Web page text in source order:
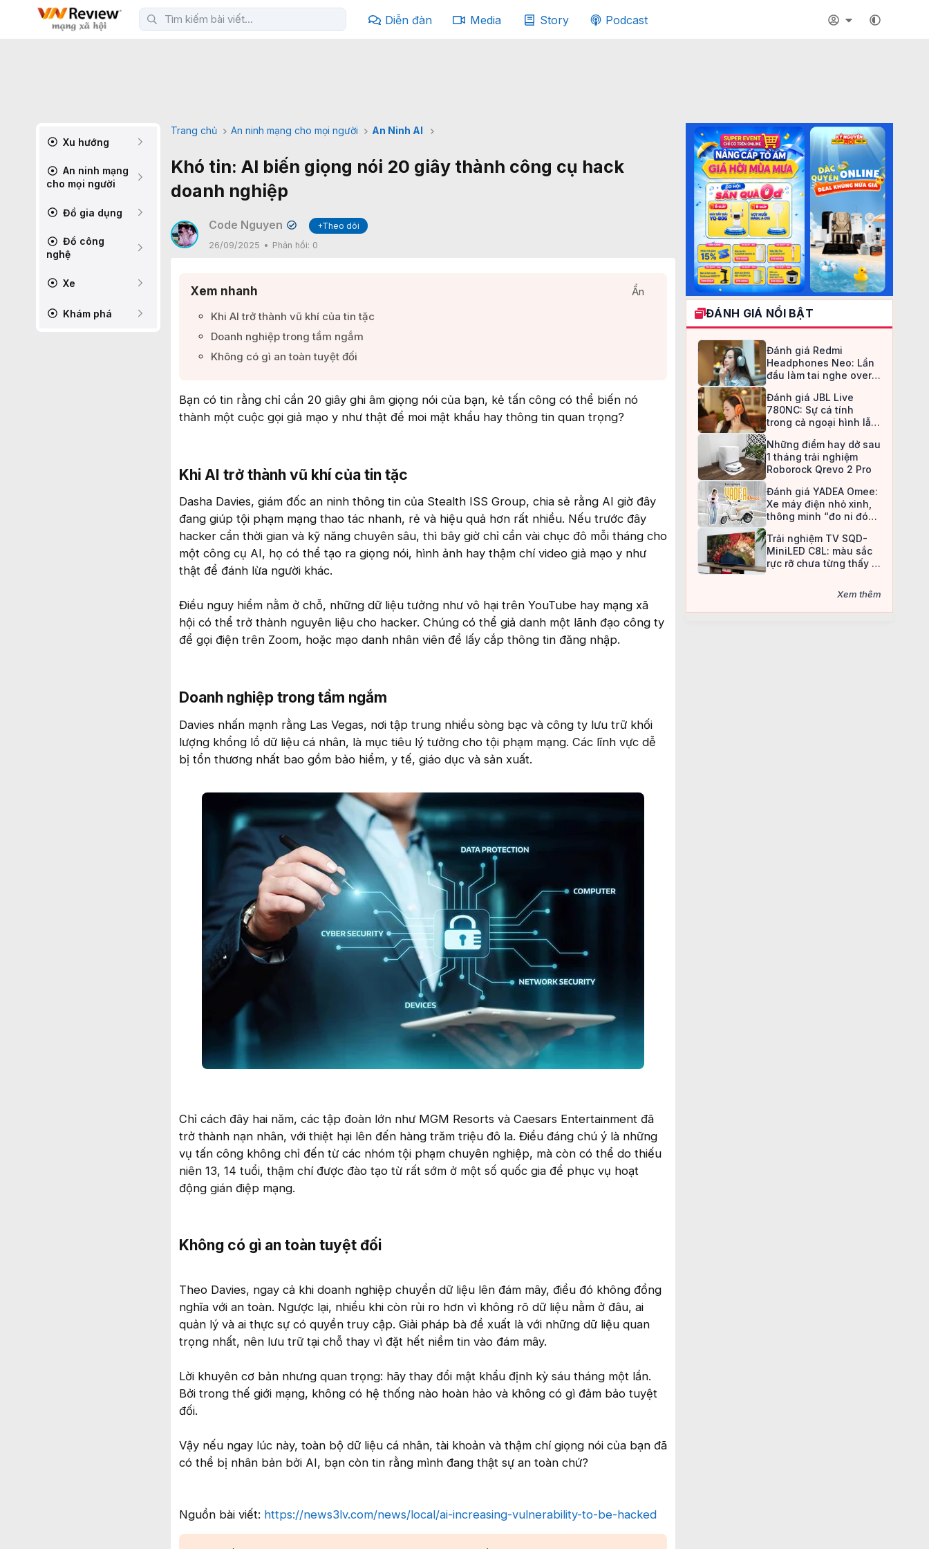
Diễn đàn Media Story Podcast
Xu hướng
An ninh mạng
cho mọi người
Đồ gia dụng
Đồ công
nghệ
Xe
Khám phá
Trang chủ An ninh mạng cho mọi người An Ninh AI
Khó tin: AI biến giọng nói 20 giây thành công cụ hack
doanh nghiệp
Code Nguyen ✔
+Theo dõi
26/09/2025
Phản hồi: 0
Xem nhanh
Ẩn
Khi AI trở thành vũ khí của tin tặc​
Doanh nghiệp trong tầm ngắm​
Không có gì an toàn tuyệt đối​
Bạn có tin rằng chỉ cần 20 giây ghi âm giọng nói của bạn, kẻ tấn công có thể biến nó
thành một cuộc gọi giả mạo y như thật để moi mật khẩu hay thông tin quan trọng?
Khi AI trở thành vũ khí của tin tặc​
Dasha Davies, giám đốc an ninh thông tin của Stealth ISS Group, chia sẻ rằng AI giờ đây
đang giúp tội phạm mạng thao tác nhanh, rẻ và hiệu quả hơn rất nhiều. Nếu trước đây
hacker cần thời gian và kỹ năng chuyên sâu, thì bây giờ chỉ cần vài chục đô mỗi tháng cho
một công cụ AI, họ có thể tạo ra giọng nói, hình ảnh hay thậm chí video giả mạo y như
thật để đánh lừa người khác.
Điều nguy hiểm nằm ở chỗ, những dữ liệu tưởng như vô hại trên YouTube hay mạng xã
hội có thể trở thành nguyên liệu cho hacker. Chúng có thể giả danh một lãnh đạo công ty
để gọi điện trên Zoom, hoặc mạo danh nhân viên để lấy cắp thông tin đăng nhập.
Doanh nghiệp trong tầm ngắm​
Davies nhấn mạnh rằng Las Vegas, nơi tập trung nhiều sòng bạc và công ty lưu trữ khối
lượng khổng lồ dữ liệu cá nhân, là mục tiêu lý tưởng cho tội phạm mạng. Các lĩnh vực dễ
bị tổn thương nhất bao gồm bảo hiểm, y tế, giáo dục và sản xuất.
Chỉ cách đây hai năm, các tập đoàn lớn như MGM Resorts và Caesars Entertainment đã
trở thành nạn nhân, với thiệt hại lên đến hàng trăm triệu đô la. Điều đáng chú ý là những
vụ tấn công không chỉ đến từ các nhóm tội phạm chuyên nghiệp, mà còn có thể do thiếu
niên 13, 14 tuổi, thậm chí được đào tạo từ rất sớm ở một số quốc gia để phục vụ hoạt
động gián điệp mạng.
Không có gì an toàn tuyệt đối​
Theo Davies, ngay cả khi doanh nghiệp chuyển dữ liệu lên đám mây, điều đó không đồng
nghĩa với an toàn. Ngược lại, nhiều khi còn rủi ro hơn vì không rõ dữ liệu nằm ở đâu, ai
quản lý và ai thực sự có quyền truy cập. Giải pháp bà đề xuất là với những dữ liệu quan
trọng nhất, nên lưu trữ tại chỗ thay vì đặt hết niềm tin vào đám mây.
Lời khuyên cơ bản nhưng quan trọng: hãy thay đổi mật khẩu định kỳ sáu tháng một lần.
Bởi trong thế giới mạng, không có hệ thống nào hoàn hảo và không có gì đảm bảo tuyệt
đối.
Vậy nếu ngay lúc này, toàn bộ dữ liệu cá nhân, tài khoản và thậm chí giọng nói của bạn đã
có thể bị nhân bản bởi AI, bạn còn tin rằng mình đang thật sự an toàn chứ?
Nguồn bài viết: https://news3lv.com/news/local/ai-increasing-vulnerability-to-be-hacked
ĐÁNH GIÁ NỔI BẬT
Đánh giá Redmi
Headphones Neo: Lần
đầu làm tai nghe over-
an toàn
Đánh giá JBL Live
780NC: Sự cá tính
trong cả ngoại hình lẫn
Những điểm hay dở sau
1 tháng trải nghiệm
Roborock Qrevo 2 Pro
Đánh giá YADEA Omee:
Xe máy điện nhỏ xinh,
thông minh “đo ni đóng
Trải nghiệm TV SQD-
MiniLED C8L: màu sắc
rực rỡ chưa từng thấy ở
Xem thêm